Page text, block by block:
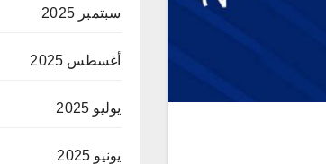
سبتمبر 2025
أغسطس 2025
يوليو 2025
يونيو 2025